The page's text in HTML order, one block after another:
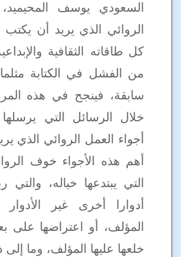
السعودي يوسف
الروائي الذي يريد أن يكتب
كل طاقاته الثقافية
من الفشل في الكتابة
سابقة، فينجح في هذه
خلال الرسائل التي
أجواء العمل الروائي الذي
أهم هذه الأجواء خوف
التي يبتدعها خياله، والتي
أدوارا أخرى غير
المؤلف، أو اعتراضها على
خلعها عليها المؤلف، وما إلى